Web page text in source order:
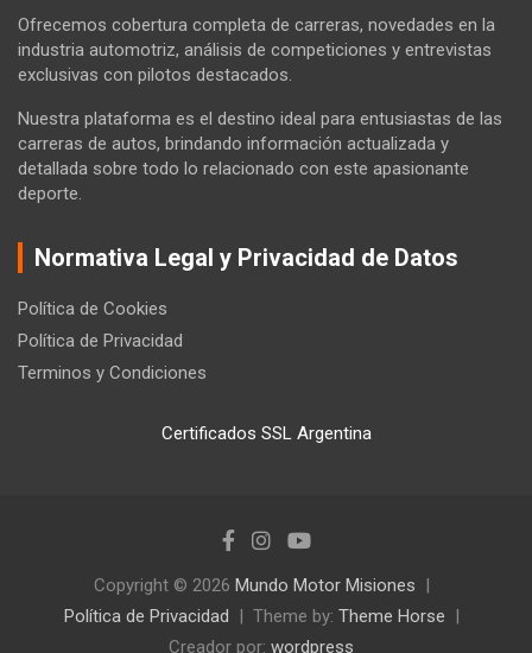
Ofrecemos cobertura completa de carreras, novedades en la
industria automotriz, análisis de competiciones y entrevistas
exclusivas con pilotos destacados.
Nuestra plataforma es el destino ideal para entusiastas de las
carreras de autos, brindando información actualizada y
detallada sobre todo lo relacionado con este apasionante
deporte.
Normativa Legal y Privacidad de Datos
Política de Cookies
Política de Privacidad
Terminos y Condiciones
Certificados SSL Argentina
Copyright © 2026 Mundo Motor Misiones
Política de Privacidad
Theme by: Theme Horse
Creador por: wordpress